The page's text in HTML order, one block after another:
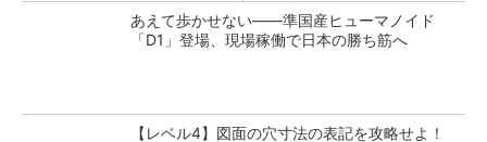
あえて歩かせない――準国産ヒューマノイド
「D1」登場、現場稼働で日本の勝ち筋へ
【レベル4】図面の穴寸法の表記を攻略せよ！